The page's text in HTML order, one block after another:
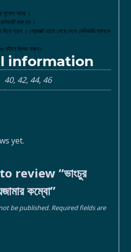
সুযোগ আছে ।
করা হয় ।
হয়না । প্রোডাক্ট হাতে পেয়ে দেখে ডেলিভারি ম্যানকে
ক্লিক করুন ।
information
40, 42, 44, 46
yet.
review “ভাংচুর
কম্বো”
be published. Required fields are